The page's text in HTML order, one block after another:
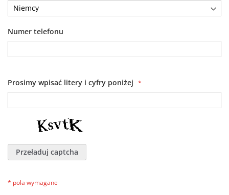
Numer telefonu
Prosimy wpisać litery i cyfry poniżej
Przeładuj captcha